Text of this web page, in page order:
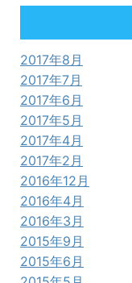
2017年8月
2017年7月
2017年6月
2017年5月
2017年4月
2017年2月
2016年12月
2016年4月
2016年3月
2015年9月
2015年6月